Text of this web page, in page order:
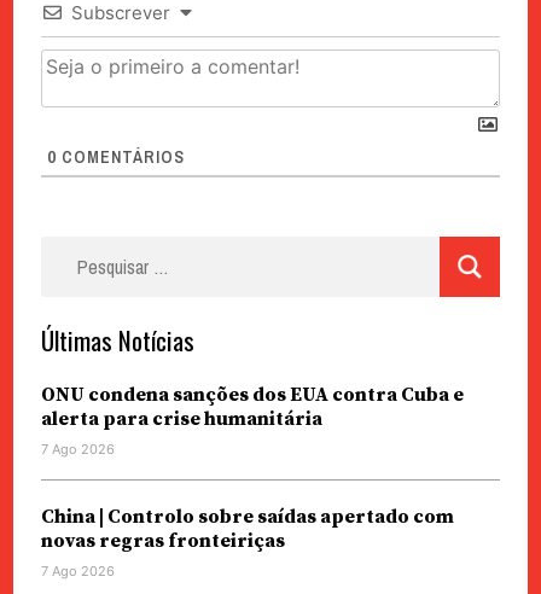
Subscrever
0 COMENTÁRIOS
Últimas Notícias
ONU condena sanções dos EUA contra Cuba e
alerta para crise humanitária
7 Ago 2026
China | Controlo sobre saídas apertado com
novas regras fronteiriças
7 Ago 2026